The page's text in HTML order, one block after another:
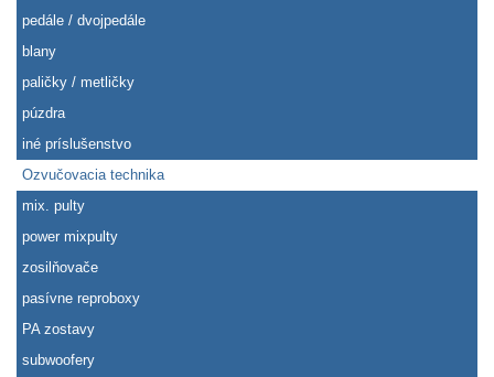
pedále / dvojpedále
blany
paličky / metličky
púzdra
iné príslušenstvo
Ozvučovacia technika
mix. pulty
power mixpulty
zosilňovače
pasívne reproboxy
PA zostavy
subwoofery